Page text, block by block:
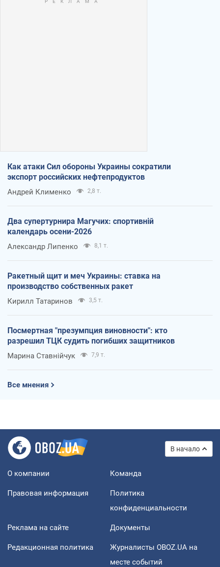
Как атаки Сил обороны Украины сократили
экспорт российских нефтепродуктов
Андрей Клименко 2,8 т.
Два супертурнира Магучих: спортивній
календарь осени-2026
Александр Липенко 8,1 т.
Ракетный щит и меч Украины: ставка на
производство собственных ракет
Кирилл Татаринов 3,5 т.
Посмертная "презумпция виновности": кто
разрешил ТЦК судить погибших защитников
Марина Ставнійчук 7,9 т.
Все мнения
В начало
О компании Команда
Правовая информация
Политика
конфиденциальности
Реклама на сайте Документы
Редакционная политика
Журналисты OBOZ.UA на
месте событий